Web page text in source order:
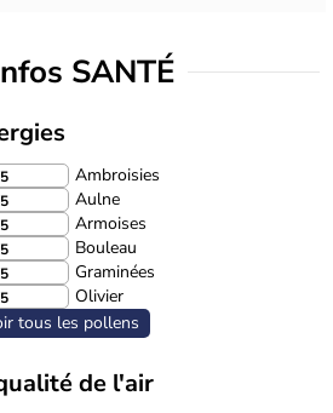
Infos SANTÉ
Ambroisies
Aulne
Armoises
Bouleau
Graminées
Olivier
tous les pollens
de l'air